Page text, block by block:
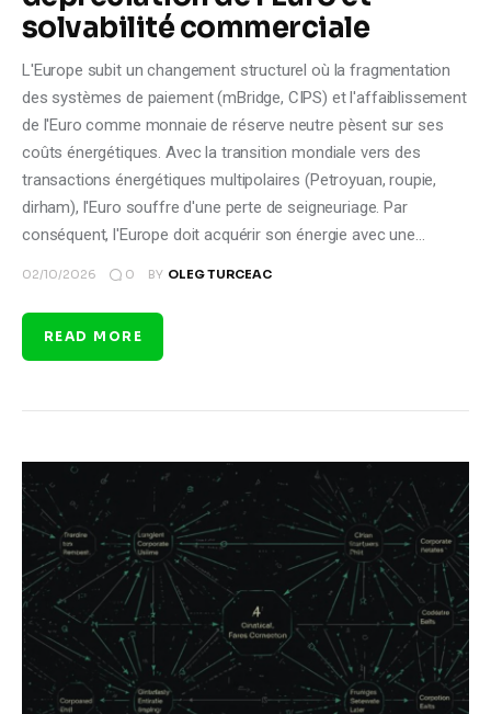
solvabilité commerciale
L'Europe subit un changement structurel où la fragmentation
des systèmes de paiement (mBridge, CIPS) et l'affaiblissement
de l'Euro comme monnaie de réserve neutre pèsent sur ses
coûts énergétiques. Avec la transition mondiale vers des
transactions énergétiques multipolaires (Petroyuan, roupie,
dirham), l'Euro souffre d'une perte de seigneuriage. Par
conséquent, l'Europe doit acquérir son énergie avec une…
02/10/2026 0 BY OLEG TURCEAC
READ MORE